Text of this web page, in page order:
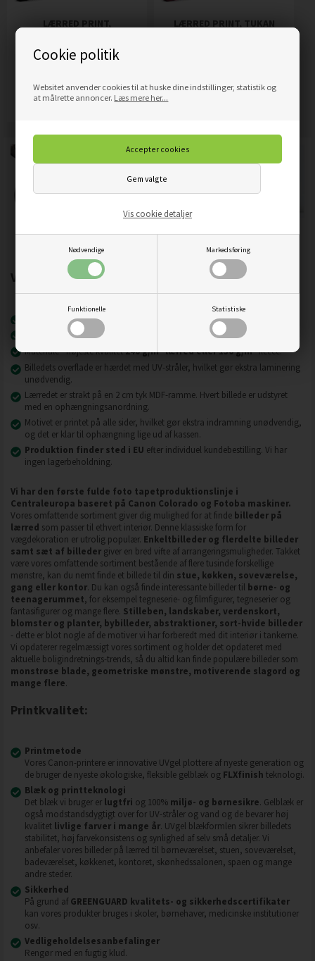
Cookie politik
Websitet anvender cookies til at huske dine indstillinger, statistik og
at målrette annoncer. Læs mere her...
Nødvendige Markedsføring
Funktionelle Statistiske
Vis cookie detaljer
LÆRRED PRINT,
PLANTER BEIGE
Mere info
LÆRRED PRINT, TUKAN
Vigtigste produktegenskaber:
Nyeste printteknologi
Billeder på lærred er modstandsdygtige over for slid, ridser og snavs.
Materiale - højeste kvalitet240 g/m lærred eller 130 g/m fleece.
Billedets overflade er hærdet med UV-stråler, hvilket gør ekstra laminering
unødvendig.
Lærredet er strakt på en 2 cm tyk MDF-ramme. Hvert billede er udstyret
med en ophængningsanordning.
Motivet er printet på alle sider, hvilket gør ekstra indramning unødvendig,
og det er klar til ophængning lige ud af kassen.
Produktion finder sted i EU efter individuel kundebestilling. Vi har
ingen lagerbeholdning.
Vi har den første fulde foto tapetproduktionslinje i
Centraleuropa baseret på Canon Colorado og Fotoba maskiner.
Vores omfattende sortiment giver dig mulighed for at finde billeder på
lærred som passer til ethvert interiør. Denne klassiske form for
vægdekoration er utrolig populær. Enkeltbilleder og flerdelte billeder
samt sæt af billeder giver en bred vifte af arrangeringsmuligheder. Takket
være vores omfattende sortiment bestående af flere tusinde forskellige
mønstre, kan du nemt finde et billede til din stue, køkken, soveværelse,
gang eller kontor. Du kan også finde interessante billeder til børne- og
teenagerummet, for eksempel tegneserie- og filmfigurer, tegneserier og
fantasifigurer og mange flere. Stilleben, landskaber, verdenskort,
blomster og planter, bybilleder, abstraktioner, sort-hvide billeder
- dette er blot nogle af de motiver vi har forberedt med dit interiør i tankerne.
Vi opdaterer regelmæssigt vores sortiment og holder det opdateret med
aktuelle boligindretnings-trends, så du altid kan finde populære billeder som
monstrøse blade, geometriske mønstre, motiverende slagord og
mange flere.
Printkvalitet:
Printmetode
Vores Canon-printere er innovative UVgel plottere af nyeste generation og
de bruger de nyeste økologiske, fleksible gelblæk og FLXfinish teknologi.
Blæk og printteknologi
Det blæk vi bruger er lugtfri og 100% miljø- og børnesikre. Gelblæk er
også modstandsdygtigt over for UV-stråler og vand og de bevarer høj
kvalitet livlige farver i mange år. UVgel blækformlen sikrer billedets
stabilitet, høj farvekonsistens og synlighed af selv små detaljer. Vi
anbefaler vores billeder på lærred til børneværelset, stuen, soveværelset,
badeværelset, køkkenet, kontoret, skønhedssalonen, spaen og mange
andre steder.
Sikkerhed
På grund af GREENGUARD kvalitets- og sikkerhedscertifikater
kan vores produkter bruges i skoler, børnehaver, medicinske institutioner
osv.
Vedligeholdelsesanbefalinger
Rengør med en fugtig klud.